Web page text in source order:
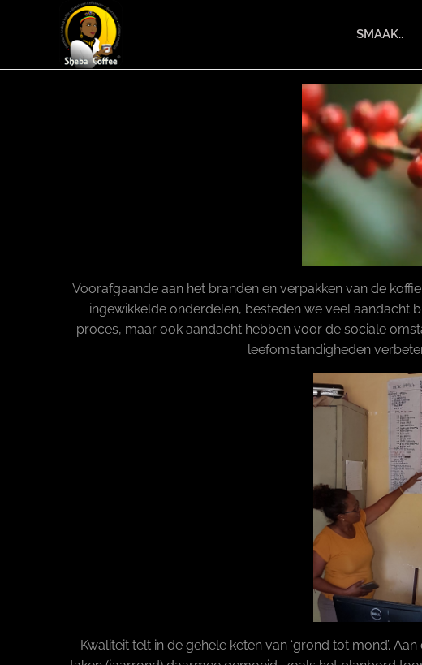
SMAAK..
Voorafgaande aan het branden en verpakken van de
ingewikkelde onderdelen, besteden we veel aandacht
proces, maar ook aandacht hebben voor de sociale
leefomstandigheden
Kwaliteit telt in de gehele keten van ‘grond tot mond’.